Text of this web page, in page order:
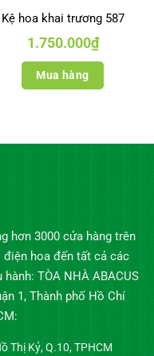
Kệ hoa khai trương 587
1.750.000₫
Mua hàng
hơn 3000 cửa hàng trên
hoa đến tất cả các
TÒA NHÀ ABACUS
1, Thành phố Hồ Chí
Thị Kỷ, Q.10, TPHCM